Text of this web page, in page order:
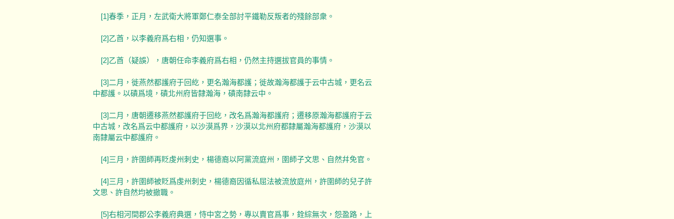
[1]春季，正月，左武衛大將軍鄭仁泰全部討平鐵勒反叛者的殘餘部衆。
[2]乙酋，以李義府爲右相，仍知選事。
[2]乙酋（疑誤），唐朝任命李義府爲右相，仍然主持選拔官員的事情。
[3]二月，徙燕然都護府于回紇，更名瀚海都護；徙故瀚海都護于云中古城，更名云
中都護。以磧爲境，磧北州府皆隸瀚海，磧南隸云中。
[3]二月，唐朝遷移燕然都護府于回紇，改名爲瀚海都護府；遷移原瀚海都護府于云
中古城，改名爲云中都護府，以沙漠爲界，沙漠以北州府都隸屬瀚海都護府，沙漠以
南隸屬云中都護府。
[4]三月，許圉師再貶虔州刺史，楊德裔以阿黨流庭州，圉師子文思、自然幷免官。
[4]三月，許圉師被貶爲虔州刺史，楊德裔因循私屈法被流放庭州，許圉師的兒子許
文思、許自然均被撤職。
[5]右相河間郡公李義府典選，恃中宮之勢，專以賣官爲事，銓綜無次，怨盈路，上